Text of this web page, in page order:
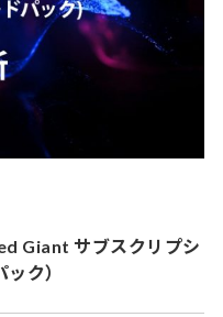
Giant サブスクリプシ
ク）